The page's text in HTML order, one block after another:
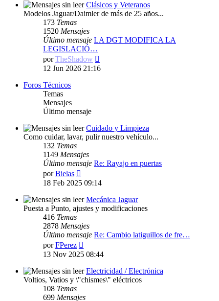
Clásicos y Veteranos
Modelos Jaguar/Daimler de más de 25 años...
173 Temas
1520 Mensajes
Último mensaje LA DGT MODIFICA LA
LEGISLACIÓ…
porTheShadow
último
12 Jun 2026 21:16
Foros Técnicos
Temas
Mensajes
Último mensaje
Cuidado y Limpieza
Como cuidar, lavar, pulir nuestro vehículo...
132 Temas
1149 Mensajes
Último mensaje Re: Rayajo en puertas
porBielas
último
18 Feb 2025 09:14
Mecánica Jaguar
Puesta a Punto, ajustes y modificaciones
416 Temas
2878 Mensajes
Último mensaje Re: Cambio latiguillos de fre…
porFPerez
último
13 Nov 2025 08:44
Electricidad / Electrónica
Voltios, Vatios y \"chismes\" eléctricos
108 Temas
699 Mensajes